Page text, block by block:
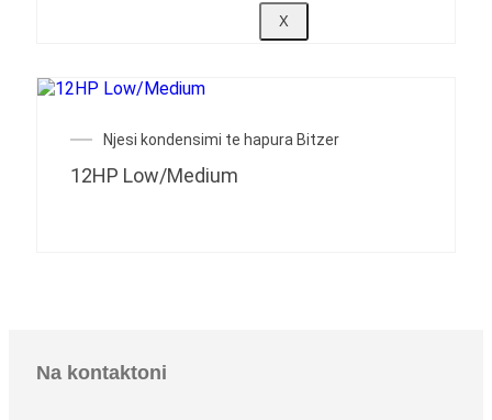
X
Njesi kondensimi te hapura Bitzer
12HP Low/Medium
Na kontaktoni